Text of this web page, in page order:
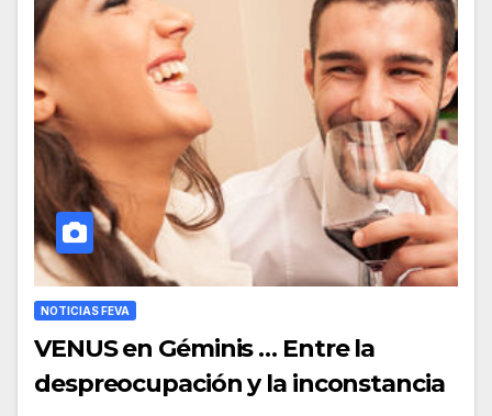
NOTICIAS FEVA
VENUS en Géminis … Entre la
despreocupación y la inconstancia